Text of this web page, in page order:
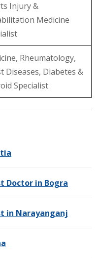
Injury &
Medicine
Rheumatology,
Diseases, Diabetes &
Specialist
Doctor in Bogra
in Narayanganj